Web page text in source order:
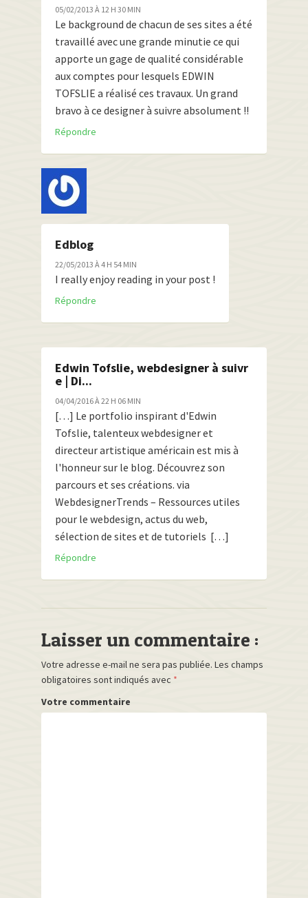
05/02/2013 À 12 H 30 MIN
Le background de chacun de ses sites a été
travaillé avec une grande minutie ce qui
apporte un gage de qualité considérable
aux comptes pour lesquels EDWIN
TOFSLIE a réalisé ces travaux. Un grand
bravo à ce designer à suivre absolument !!
Répondre
Edblog
22/05/2013 À 4 H 54 MIN
I really enjoy reading in your post !
Répondre
Edwin Tofslie, webdesigner à suivr
e | Di...
04/04/2016 À 22 H 06 MIN
[…] Le portfolio inspirant d'Edwin
Tofslie, talenteux webdesigner et
directeur artistique américain est mis à
l'honneur sur le blog. Découvrez son
parcours et ses créations. via
WebdesignerTrends – Ressources utiles
pour le webdesign, actus du web,
sélection de sites et de tutoriels […]
Répondre
Laisser un commentaire :
Votre adresse e-mail ne sera pas publiée. Les champs
obligatoires sont indiqués avec *
Votre commentaire